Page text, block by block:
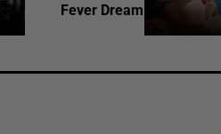
Fever Dream